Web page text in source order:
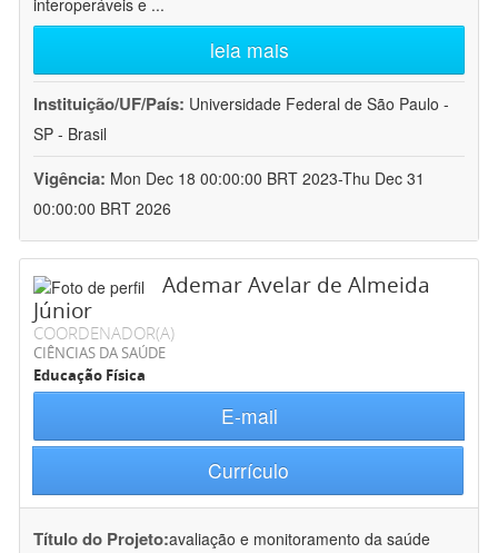
interoperáveis e ...
leia mais
Instituição/UF/País: Universidade Federal de São Paulo -
SP - Brasil
Vigência: Mon Dec 18 00:00:00 BRT 2023-Thu Dec 31
00:00:00 BRT 2026
Ademar Avelar de Almeida
Júnior
COORDENADOR(A)
CIÊNCIAS DA SAÚDE
Educação Física
E-mail
Currículo
Título do Projeto:avaliação e monitoramento da saúde